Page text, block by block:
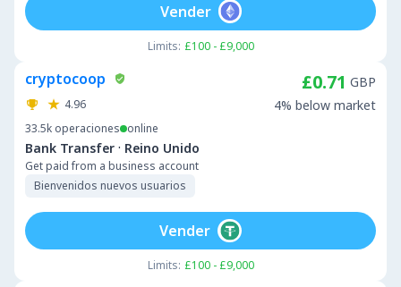
Limits: £100 - £9,000
Vender
cryptocoop
4.96
33.5k operaciones online
Bank Transfer · Reino Unido
Get paid from a business account
Bienvenidos nuevos usuarios
£0.71 GBP
4% below market
Limits: £100 - £9,000
Vender